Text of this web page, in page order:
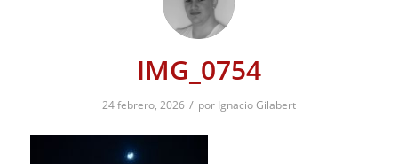
IMG_0754
24 febrero, 2026 / por Ignacio Gilabert